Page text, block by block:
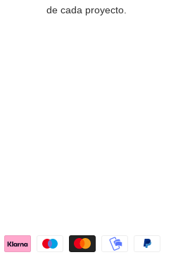
de cada proyecto.